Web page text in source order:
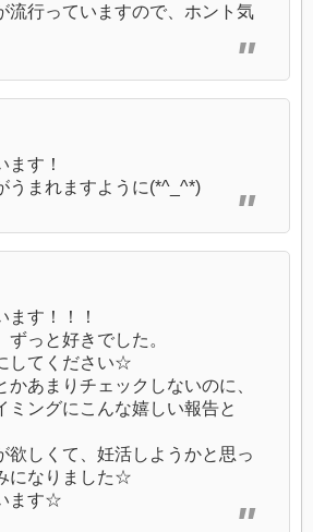
流行っていますので、ホント気
ます！
うまれますように(*^_^*)
ます！！！
っと好きでした。
してください☆
かあまりチェックしないのに、
ミングにこんな嬉しい報告と
欲しくて、妊活しようかと思っ
になりました☆
ます☆